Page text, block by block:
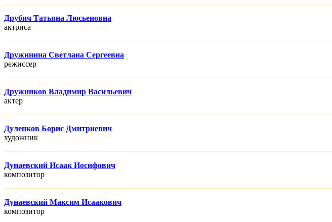
Друбич Татьяна Люсьеновна
актриса
Дружинина Светлана Сергеевна
режисcер
Дружников Владимир Васильевич
актер
Дуленков Борис Дмитриевич
художник
Дунаевский Исаак Иосифович
композитор
Дунаевский Максим Исаакович
композитор